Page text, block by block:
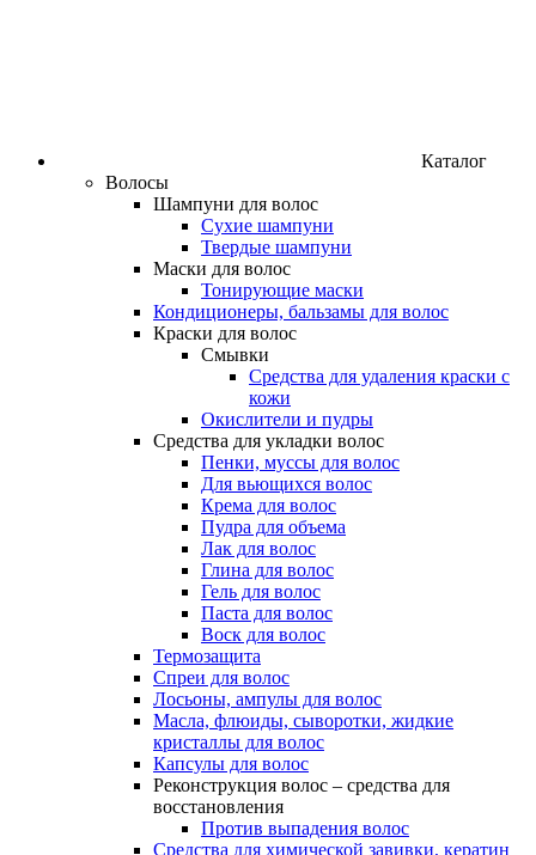
Каталог
Волосы
Шампуни для волос
Сухие шампуни
Твердые шампуни
Маски для волос
Тонирующие маски
Кондиционеры, бальзамы для волос
Краски для волос
Смывки
Средства для удаления краски с
кожи
Окислители и пудры
Средства для укладки волос
Пенки, муссы для волос
Для вьющихся волос
Крема для волос
Пудра для объема
Лак для волос
Глина для волос
Гель для волос
Паста для волос
Воск для волос
Термозащита
Спреи для волос
Лосьоны, ампулы для волос
Масла, флюиды, сыворотки, жидкие
кристаллы для волос
Капсулы для волос
Реконструкция волос – средства для
восстановления
Против выпадения волос
Средства для химической завивки, кератин